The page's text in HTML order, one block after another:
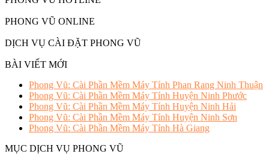
PHONG VŨ ONLINE
DỊCH VỤ CÀI ĐẶT PHONG VŨ
BÀI VIẾT MỚI
Phong Vũ: Cài Phần Mềm Máy Tính Phan Rang Ninh Thuận
Phong Vũ: Cài Phần Mềm Máy Tính Huyện Ninh Phước
Phong Vũ: Cài Phần Mềm Máy Tính Huyện Ninh Hải
Phong Vũ: Cài Phần Mềm Máy Tính Huyện Ninh Sơn
Phong Vũ: Cài Phần Mềm Máy Tính Hà Giang
MỤC DỊCH VỤ PHONG VŨ